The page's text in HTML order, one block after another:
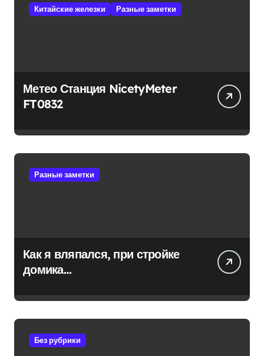
Китайские железки Разные заметки
Метео Станция NicetyMeter
FT0832
Разные заметки
Как я вляпался, при стройке
домика…
Без рубрики